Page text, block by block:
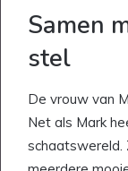
Samen
stel
De vrouw van
Net als Mark
schaatswereld.